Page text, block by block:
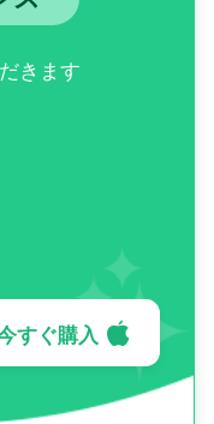
きます
すぐ購入